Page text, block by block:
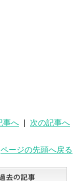
事へ 次の記事へ
ページの先頭へ戻る
覧